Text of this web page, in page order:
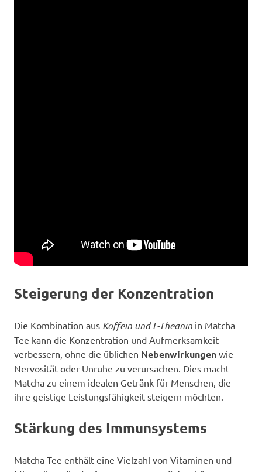
Steigerung der Konzentration
Die Kombination aus Koffein und L-Theanin in Matcha
Tee kann die Konzentration und Aufmerksamkeit
verbessern, ohne die üblichen Nebenwirkungen wie
Nervosität oder Unruhe zu verursachen. Dies macht
Matcha zu einem idealen Getränk für Menschen, die
ihre geistige Leistungsfähigkeit steigern möchten.
Stärkung des Immunsystems
Matcha Tee enthält eine Vielzahl von Vitaminen und